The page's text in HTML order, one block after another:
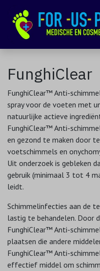
FunghiClear
FunghiClear™ Anti-
spray voor de voeten met
natuurlijke actieve
FunghiClear™ Anti-
en gezond te maken door
voetschimmels en
Uit onderzoek is gebleken
gebruik (minimaal 3 tot 4
leidt.
Schimmelinfecties aan de
lastig te behandelen. Door
FunghiClear™ Anti-
plaatsen die andere
FunghiClear™ Anti-
effectief middel om